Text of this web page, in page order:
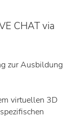
CHAT via
zur Ausbildung
virtuellen 3D